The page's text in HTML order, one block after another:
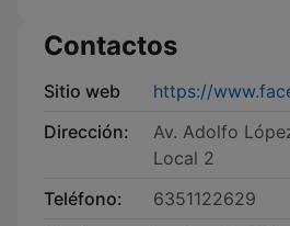
Contactos
Sitio web
https://
Dirección:
Av. Adolfo
Local 2
Teléfono:
6351122629